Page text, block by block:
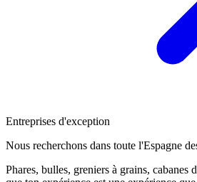
Entreprises d'exception
Nous recherchons dans toute l'Espagne
Phares, bulles, greniers à grains, cabanes